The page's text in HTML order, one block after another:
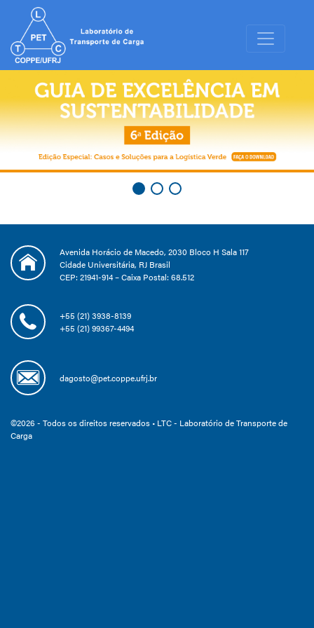
Avenida Horácio de Macedo, 2030 Bloco H Sala 117
Cidade Universitária, RJ Brasil
CEP: 21941-914 – Caixa Postal: 68.512
+55 (21) 3938-8139
+55 (21) 99367-4494
dagosto@pet.coppe.ufrj.br
©2026 - Todos os direitos reservados • LTC - Laboratório de Transporte de
Carga